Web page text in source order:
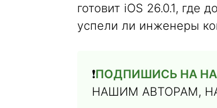
готовит iOS 26.0.1,
успели ли инженеры
❗️ПОДПИШИСЬ НА
НАШИМ АВТОРАМ,